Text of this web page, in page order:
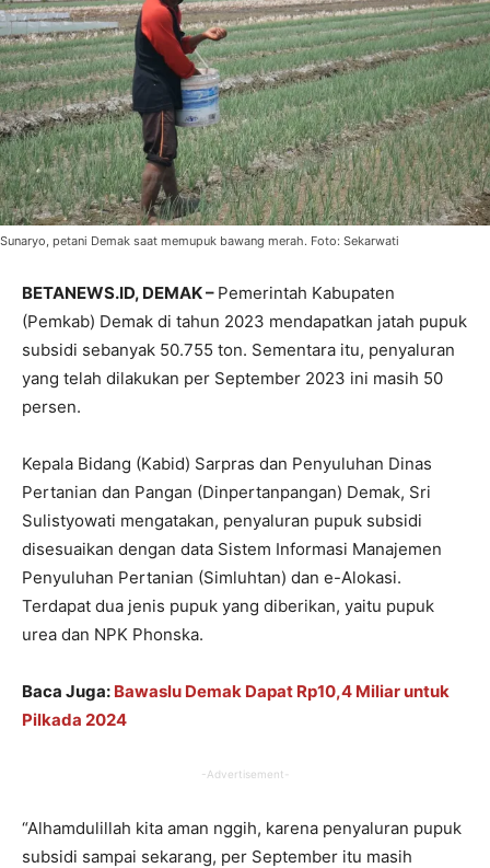
Sunaryo, petani Demak saat memupuk bawang merah. Foto: Sekarwati
BETANEWS.ID, DEMAK – Pemerintah Kabupaten
(Pemkab) Demak di tahun 2023 mendapatkan jatah pupuk
subsidi sebanyak 50.755 ton. Sementara itu, penyaluran
yang telah dilakukan per September 2023 ini masih 50
persen.
Kepala Bidang (Kabid) Sarpras dan Penyuluhan Dinas
Pertanian dan Pangan (Dinpertanpangan) Demak, Sri
Sulistyowati mengatakan, penyaluran pupuk subsidi
disesuaikan dengan data Sistem Informasi Manajemen
Penyuluhan Pertanian (Simluhtan) dan e-Alokasi.
Terdapat dua jenis pupuk yang diberikan, yaitu pupuk
urea dan NPK Phonska.
Baca Juga: Bawaslu Demak Dapat Rp10,4 Miliar untuk
Pilkada 2024
-Advertisement-
“Alhamdulillah kita aman nggih, karena penyaluran pupuk
subsidi sampai sekarang, per September itu masih